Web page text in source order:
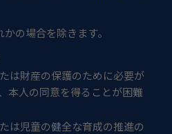
の場合を除きます。
は財産の保護のために必要が
本人の同意を得ることが困難
は児童の健全な育成の推進の